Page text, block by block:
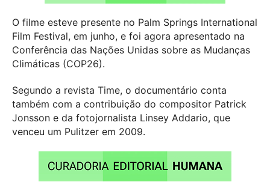
O filme esteve presente no Palm Springs International
Film Festival, em junho, e foi agora apresentado na
Conferência das Nações Unidas sobre as Mudanças
Climáticas (COP26).
Segundo a revista Time, o documentário conta
também com a contribuição do compositor Patrick
Jonsson e da fotojornalista Linsey Addario, que
venceu um Pulitzer em 2009.